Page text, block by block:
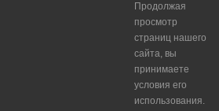
Продолжая
просмотр
страниц нашего
сайта, вы
принимаете
условия его
использования.